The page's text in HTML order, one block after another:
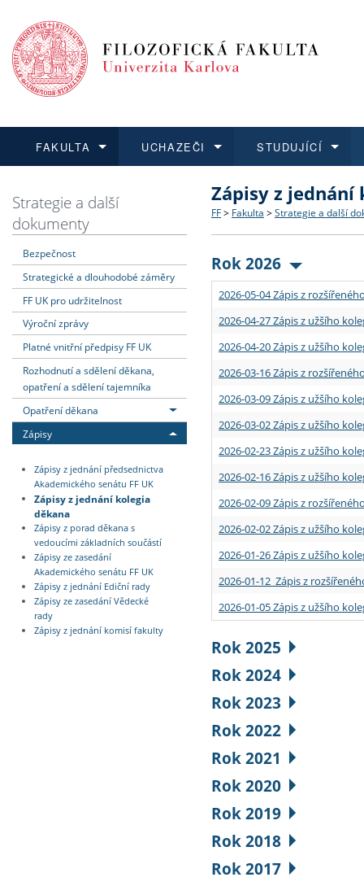
FAKULTA
Dozvědět se více
Struktura a historie
Strategie a další
Podpora a benefity pro
Absolventi fakulty
UCHAZEČI
Podat přihlášku
Co studovat a jak se
Učitelské studijní
Informace k průběhu
STUDUJÍCÍ
Dozvědět se více
Bakalářské a magisterské
Doktorské studium
Rigorózní řízení
Dozvědět se více
O vědě a výzkumu na FF
Akademické kvalifikace
Granty a projekty
Dozvědět se více
Aktuální nabídky a
Vyjíždějící studenti
Přijíždějící studenti
Vyjíždějící zaměstnanci
Strategie a další
dokumenty
Bezpečnost
Strategické a dlouhodobé záměry
FF UK pro udržitelnost
Výroční zprávy
Platné vnitřní předpisy FF UK
Rozhodnutí a sdělení děkana,
opatření a sdělení tajemníka
Opatření děkana
Zápisy
Zápisy z jednání předsednictva
Akademického senátu FF UK
Zápisy z jednání kolegia
děkana
Zápisy z porad děkana s
vedoucími základních součástí
Zápisy ze zasedání
Akademického senátu FF UK
Zápisy z jednání Ediční rady
Zápisy ze zasedání Vědecké
rady
Zápisy z jednání komisí fakulty
Zápisy z jednání
FF > Fakulta > Strategie a další
Rok 2026
2026-05-04 Zápis z
2026-04-27 Zápis z užšího
2026-04-20 Zápis z užšího
2026-03-16 Zápis z
2026-03-09 Zápis z užšího
2026-03-02 Zápis z užšího
2026-02-23 Zápis z užšího
2026-02-16 Zápis z užšího
2026-02-09 Zápis z
2026-02-02 Zápis z užšího
2026-01-26 Zápis z užšího
2026-01-12 Zápis z
2026-01-05 Zápis z užšího
Rok 2025
Rok 2024
Rok 2023
Rok 2022
Rok 2021
Rok 2020
Rok 2019
Rok 2018
Rok 2017